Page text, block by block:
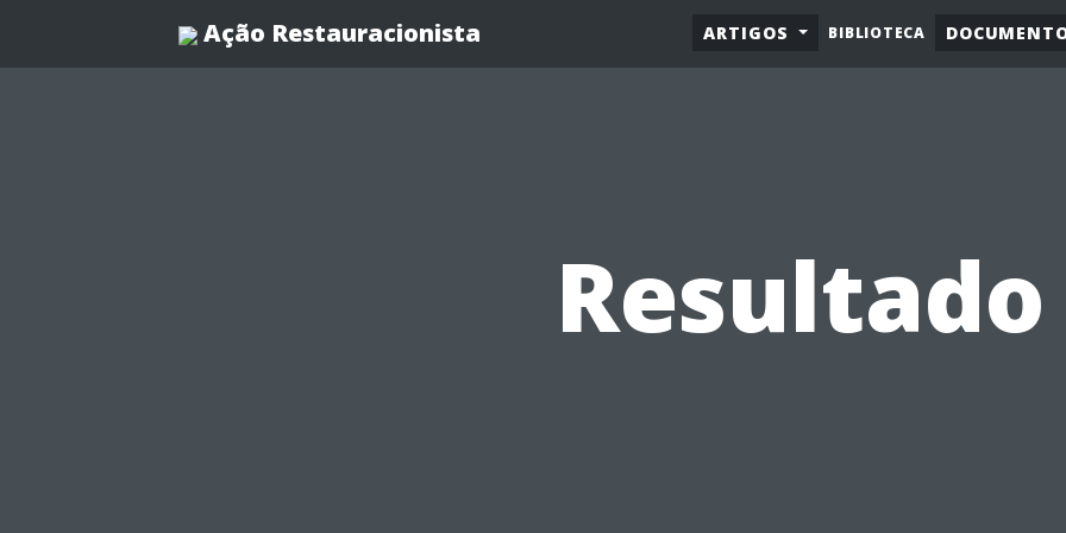
Ação Restauracionista ARTIGOS BIBLIOTECA
Resultado